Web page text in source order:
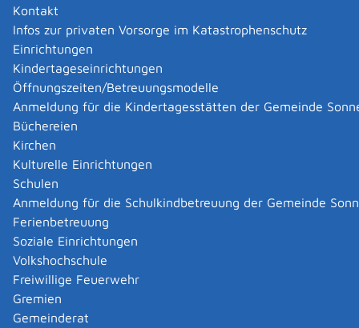
Kontakt
Infos zur privaten Vorsorge im Katastrophenschutz
Einrichtungen
Kindertageseinrichtungen
Öffnungszeiten/Betreuungsmodelle
Anmeldung für die Kindertagesstätten der Gemeinde
Büchereien
Kirchen
Kulturelle Einrichtungen
Schulen
Anmeldung für die Schulkindbetreuung der Gemeinde
Ferienbetreuung
Soziale Einrichtungen
Volkshochschule
Freiwillige Feuerwehr
Gremien
Gemeinderat
Europäischen Berufsausweis (EBA) nutzen.
Er vereinfacht das Verfahren zur Anerkennung Ihrer
Berufsqualifikationen im anderen EU-Land.
Der EBA ist keine echte Karte. Er ist ein elektronischer
Nachweis.
Zuständige Stelle
Authentifizierungsdienst der Europäischen Kommission
Leistungsdetails
Voraussetzungen
Sie sind
Krankenschwester oder Krankenpfleger,